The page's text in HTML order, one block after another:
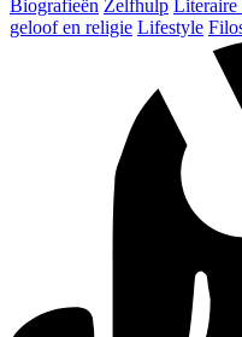
Biografieën Zelfhulp Literaire
geloof en religie Lifestyle